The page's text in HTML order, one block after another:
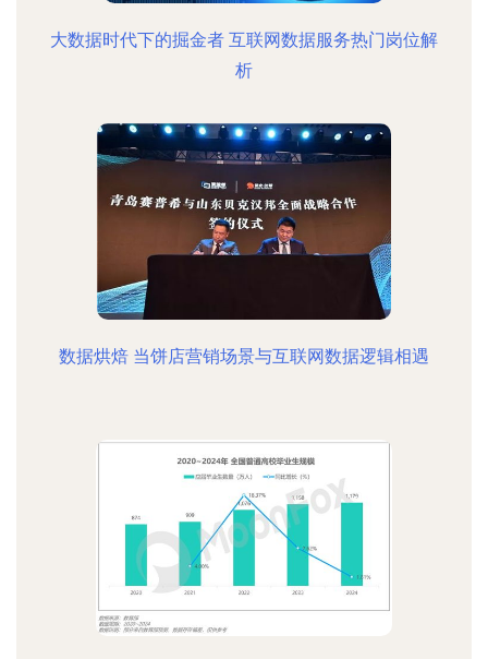
大数据时代下的掘金者 互联网数据服务热门岗位解
析
数据烘焙 当饼店营销场景与互联网数据逻辑相遇